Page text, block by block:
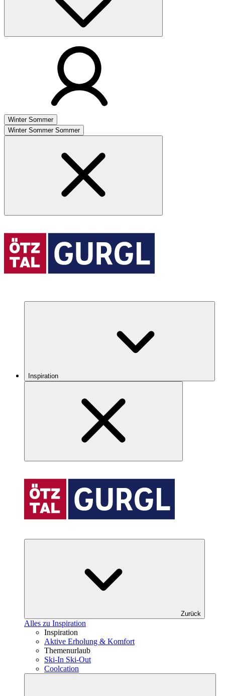
Winter Sommer
Winter Sommer Sommer
Inspiration
Zurück
Alles zu Inspiration
Inspiration
Aktive Erholung & Komfort
Themenurlaub
Ski-In Ski-Out
Coolcation